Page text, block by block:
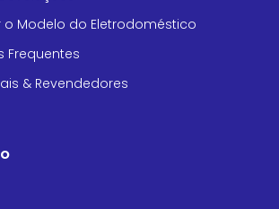
o Modelo do Eletrodoméstico
Frequentes
& Revendedores